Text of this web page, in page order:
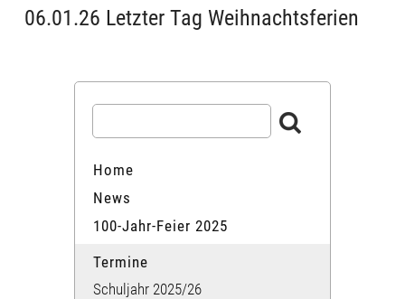
06.01.26 Letzter Tag Weihnachtsferien
Home
News
100-Jahr-Feier 2025
Termine
Schuljahr 2025/26